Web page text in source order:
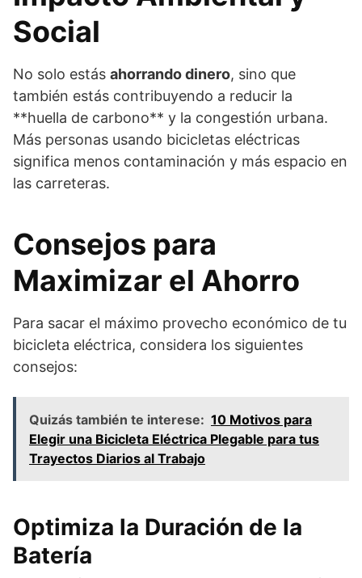
Social
No solo estás ahorrando dinero, sino que
también estás contribuyendo a reducir la
**huella de carbono** y la congestión urbana.
Más personas usando bicicletas eléctricas
significa menos contaminación y más espacio en
las carreteras.
Consejos para
Maximizar el Ahorro
Para sacar el máximo provecho económico de tu
bicicleta eléctrica, considera los siguientes
consejos:
Quizás también te interese: 10 Motivos para
Elegir una Bicicleta Eléctrica Plegable para tus
Trayectos Diarios al Trabajo
Optimiza la Duración de la
Batería